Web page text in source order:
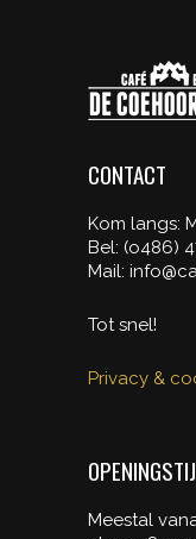
CONTACT
Kom langs:
Bel: (o486)
Mail:
Tot snel!
Privacy &
Meestal